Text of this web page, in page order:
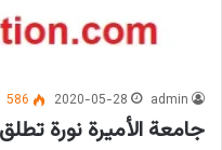
admin
2020-05-28
586
جامعة الأميرة نورة